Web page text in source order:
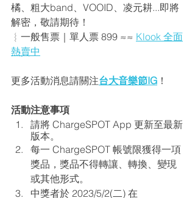
橘、粗大band、VOOID、凌元耕...即將
解密，敬請期待！
︴一般售票｜單人票 899 ≈≈ Klook 全面
熱賣中
更多活動消息請關注台大音樂節IG ！
活動注意事項
請將 ChargeSPOT App 更新至最新
版本。
每一 ChargeSPOT 帳號限獲得一項
獎品，獎品不得轉讓、轉換、變現
或其他形式。
中獎者於 2023/5/2(二) 在